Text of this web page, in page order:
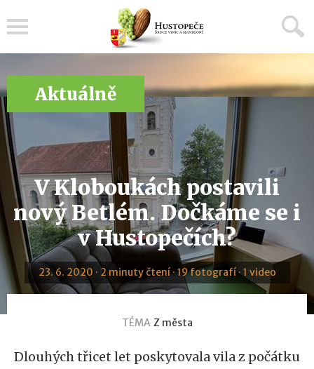
Aktuálně
V Kloboukách postavili
nový Betlém. Dočkáme se i
v Hustopečích?
23. 6. 2020 · 2 minuty čtení · 19 fotografí · 1 video
TÉMA Z města
Dlouhých třicet let poskytovala vila z počátku